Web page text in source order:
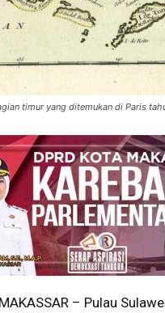
timur yang ditemukan di Paris
MAKASSAR – Pulau